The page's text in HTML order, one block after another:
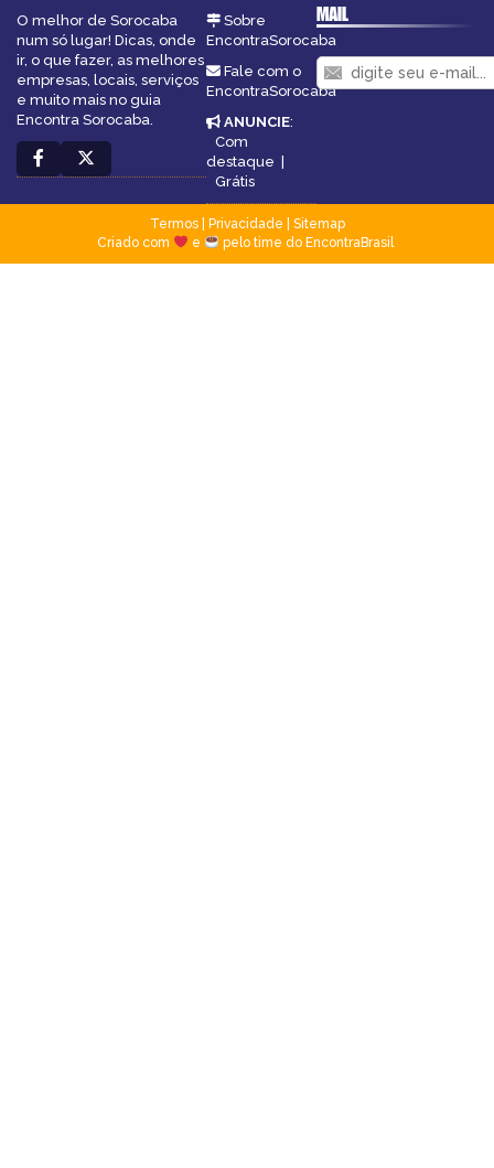
O melhor de Sorocaba
num só lugar! Dicas, onde
ir, o que fazer, as melhores
empresas, locais, serviços
e muito mais no guia
Encontra Sorocaba.
Sobre
EncontraSorocaba
Fale com o
EncontraSorocaba
ANUNCIE:
Com
destaque |
Grátis
MAIL
Termos| Privacidade
Sitemap
Criado com
e pelo time do EncontraBrasil